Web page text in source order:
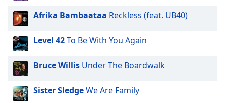
dialog
window.
Escape
cancel
and
close
Afrika Bambaataa Reckless (feat. UB40)
Level 42To Be With You Again
Bruce Willis Under The Boardwalk
Sister SledgeWe Are Family